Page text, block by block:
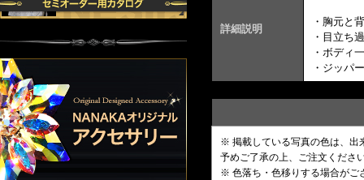
詳細説明
・胸元と
・目立ち
・ボディ
・ジッパ
※ 掲載している写真の色は、出
予めご了承の上、ご注文くださ
※ 色落ち・色移りする場合がご